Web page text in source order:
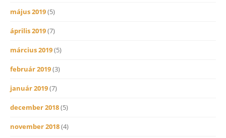
május 2019(5)
április 2019(7)
március 2019(5)
február 2019(3)
január 2019(7)
december 2018(5)
november 2018(4)